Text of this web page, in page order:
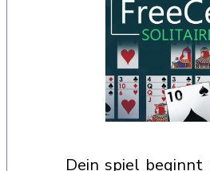
dein spiel beginnt nach dieser